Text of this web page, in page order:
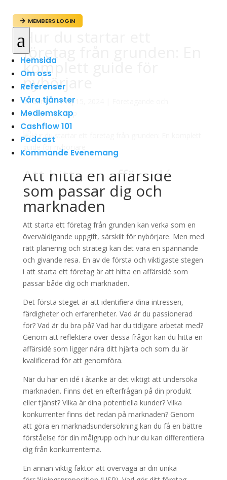
 MEMBERS LOGIN
a
Hemsida
Om oss
Referenser
Våra tjänster
Medlemskap
Cashflow 101
Podcast
Kommande Evenemang
Hur du startar ett
företag från grunden: En
komplett guide för
nybörjare
avadmin|maj 15, 2024
Entreprenörskap
Att hitta en affärsidé
som passar dig och
marknaden
Att starta ett företag från grunden kan verka som en
överväldigande uppgift, särskilt för nybörjare. Men med
rätt planering och strategi kan det vara en spännande
och givande resa. En av de första och viktigaste stegen
i att starta ett företag är att hitta en affärsidé som
passar både dig och marknaden.
Det första steget är att identifiera dina intressen,
färdigheter och erfarenheter. Vad är du passionerad
för? Vad är du bra på? Vad har du tidigare arbetat med?
Genom att reflektera över dessa frågor kan du hitta en
affärsidé som ligger nära ditt hjärta och som du är
kvalificerad för att genomföra.
När du har en idé i åtanke är det viktigt att undersöka
marknaden. Finns det en efterfrågan på din produkt
eller tjänst? Vilka är dina potentiella kunder? Vilka
konkurrenter finns det redan på marknaden? Genom
att göra en marknadsundersökning kan du få en bättre
förståelse för din målgrupp och hur du kan differentiera
dig från konkurrenterna.
En annan viktig faktor att överväga är din unika